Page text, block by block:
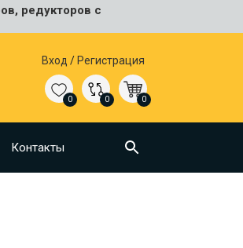
редукторов с
Вход / Регистрация
0 0 0
Контакты